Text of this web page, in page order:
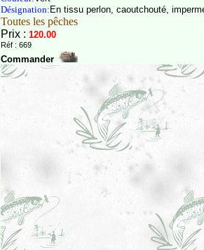
Désignation: En tissu perlon, caoutchouté,
Toutes les pêches
Prix : 120.00
Réf : 669
Commander